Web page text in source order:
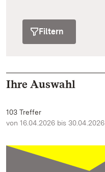
Filtern
Ihre Auswahl
103 Treffer
von 16.04.2026 bis 30.04.2026